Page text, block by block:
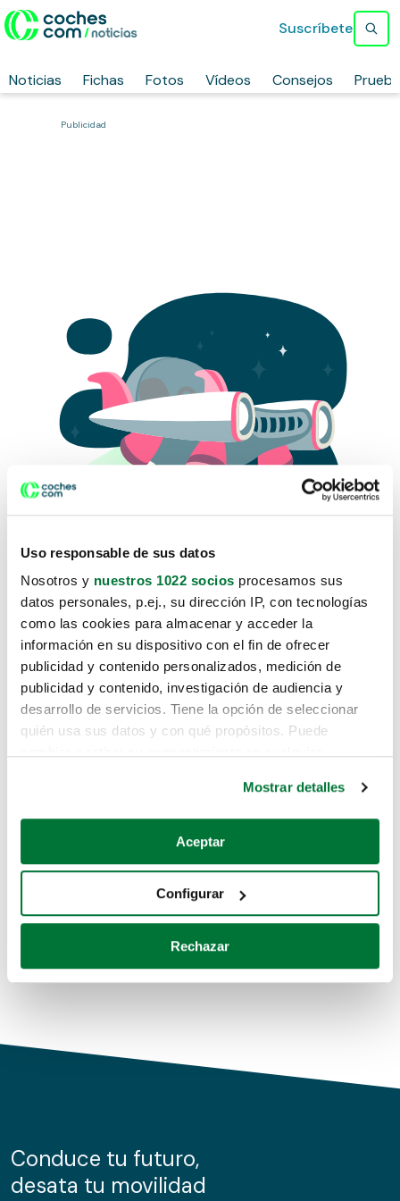
Uso responsable de sus datos
Nosotros y nuestros 1022 socios procesamos sus
datos personales, p.ej., su dirección IP, con tecnologías
como las cookies para almacenar y acceder la
información en su dispositivo con el fin de ofrecer
publicidad y contenido personalizados, medición de
publicidad y contenido, investigación de audiencia y
desarrollo de servicios. Tiene la opción de seleccionar
quién usa sus datos y con qué propósitos. Puede
Si lo permite, también quisiéramos:
Recopilar información sobre su ubicación geográfica
Identificar su dispositivo analizándolo activamente
para buscar características específicas (huellas
Obtenga más información sobre cómo se procesan sus
de cookies.
información sobre el uso que haga del sitio web con
nuestros partners de redes sociales, publicidad y análisis
Mostrar detalles
Aceptar
Configurar
Rechazar
Noticias Fichas Fotos Vídeos Consejos
Suscríbete
Publicidad
Lo sentimos, no sabemos como
te hemos traido hasta aquí.
Pero puedes encontrar el coche que estás
buscando en alguno de estos enlaces:
Coches de segunda mano
Coches de km0
Conduce tu futuro,
desata tu movilidad